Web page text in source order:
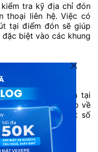
tra kỹ địa chỉ đón
thoại liên hệ. Việc có
tại điểm đón sẽ giúp
biệt vào các khung
hỗ trợ trả khách tại
di chuyển tiếp về
vực lân cận. Một số